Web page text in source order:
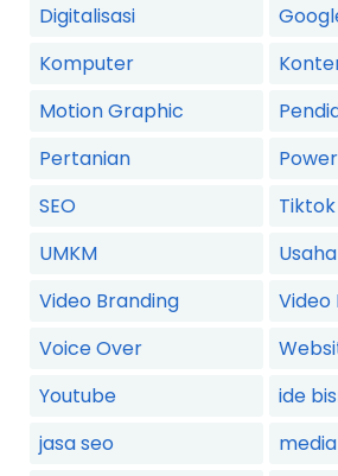
Digitalisasi
Komputer
Motion Graphic
Pertanian
SEO
Tiktok
UMKM
Usaha
Video Branding
Video
Voice Over
Youtube
ide
jasa seo